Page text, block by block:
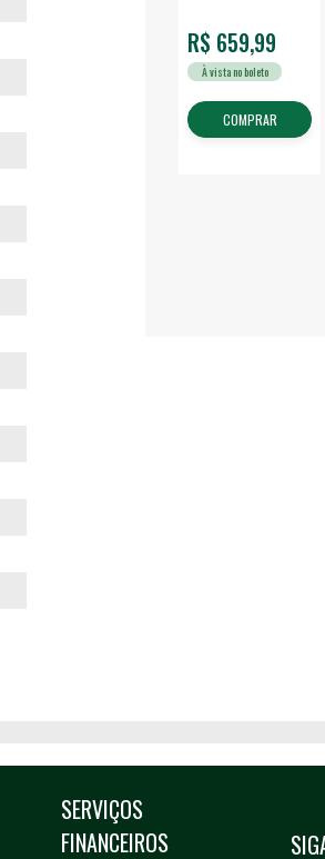
R$ 659,99
À vista no boleto
COMPRAR
SERVIÇOS
FINANCEIROS